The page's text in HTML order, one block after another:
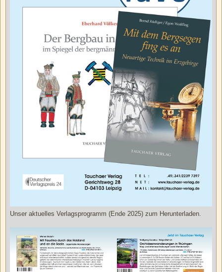
Unser aktuelles Verlagsprogramm (Ende 2025) zum Herunterladen.